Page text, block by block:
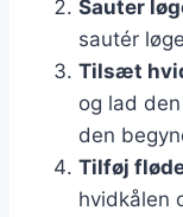
Sauter
sautér
Tilsæt
og lad
den
Tilføj
hvidkålen